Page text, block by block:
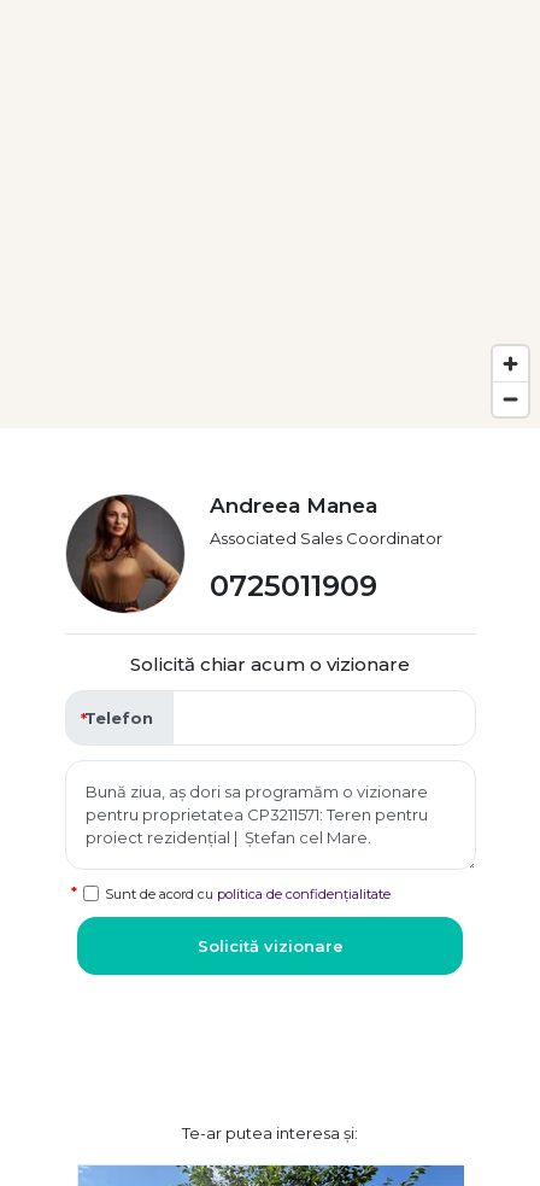
Andreea Manea
Associated Sales Coordinator
0725011909
Solicită chiar acum o vizionare
Telefon
Sunt de acord cu politica de confidențialitate
Solicită vizionare
Te-ar putea interesa și: